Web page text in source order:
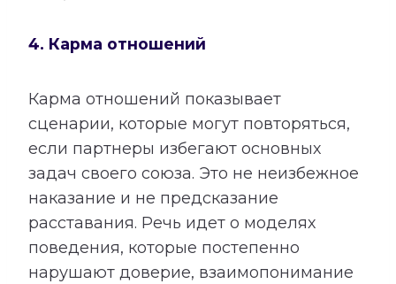
4. Карма отношений
Карма отношений показывает
сценарии, которые могут повторяться,
если партнеры избегают основных
задач своего союза. Это не неизбежное
наказание и не предсказание
расставания. Речь идет о моделях
поведения, которые постепенно
нарушают доверие, взаимопонимание